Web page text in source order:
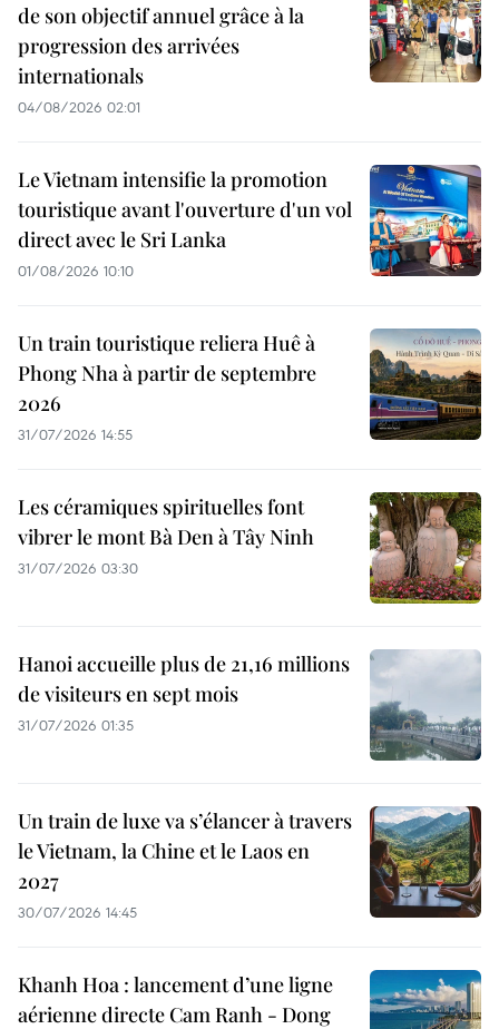
de son objectif annuel grâce à la
progression des arrivées
internationals
04/08/2026 02:01
Le Vietnam intensifie la promotion
touristique avant l'ouverture d'un vol
direct avec le Sri Lanka
01/08/2026 10:10
Un train touristique reliera Huê à
Phong Nha à partir de septembre
2026
31/07/2026 14:55
Les céramiques spirituelles font
vibrer le mont Bà Den à Tây Ninh
31/07/2026 03:30
Hanoi accueille plus de 21,16 millions
de visiteurs en sept mois ​
31/07/2026 01:35
Un train de luxe va s’élancer à travers
le Vietnam, la Chine et le Laos en
2027
30/07/2026 14:45
Khanh Hoa : lancement d’une ligne
aérienne directe Cam Ranh - Dong